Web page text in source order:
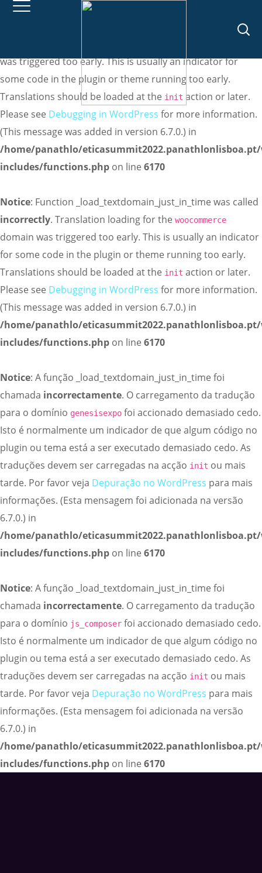
: Function _load_textdomain_just_in_time was called
was triggered too early. This is usually an indicator for
some code in the plugin or theme running too early.
Translations should be loaded at the init action or later.
Please see Debugging in WordPress for more information.
(This message was added in version 6.7.0.) in
/home/panathlo/
includes/functions.php on line 6170
Notice: Function _load_textdomain_just_in_time was called
incorrectly. Translation loading for the woocommerce
domain was triggered too early. This is usually an indicator
for some code in the plugin or theme running too early.
Translations should be loaded at the init action or later.
Please see Debugging in WordPress for more information.
(This message was added in version 6.7.0.) in
/home/panathlo/
includes/functions.php on line 6170
Notice: A função _load_textdomain_just_in_time foi
chamada incorrectamente. O carregamento da tradução
para o domínio genesisexpo foi accionado demasiado cedo.
Isto é normalmente um indicador de que algum código no
plugin ou tema está a ser executado demasiado cedo. As
traduções devem ser carregadas na acção init ou mais
tarde. Por favor veja Depuração no WordPress para mais
informações. (Esta mensagem foi adicionada na versão
6.7.0.) in
/home/panathlo/
includes/functions.php on line 6170
Notice: A função _load_textdomain_just_in_time foi
chamada incorrectamente. O carregamento da tradução
para o domínio js_composer foi accionado demasiado cedo.
Isto é normalmente um indicador de que algum código no
plugin ou tema está a ser executado demasiado cedo. As
traduções devem ser carregadas na acção init ou mais
tarde. Por favor veja Depuração no WordPress para mais
informações. (Esta mensagem foi adicionada na versão
6.7.0.) in
/home/panathlo/
includes/functions.php on line 6170